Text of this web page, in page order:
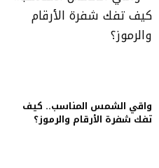
واقي الشمس المناسب.. كيف
تفك شفرة الأرقام والرموز؟